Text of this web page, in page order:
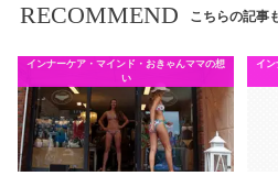
RECOMMEND こちらの記事
インナーケア・マインド・おきゃんママの想
い
イン